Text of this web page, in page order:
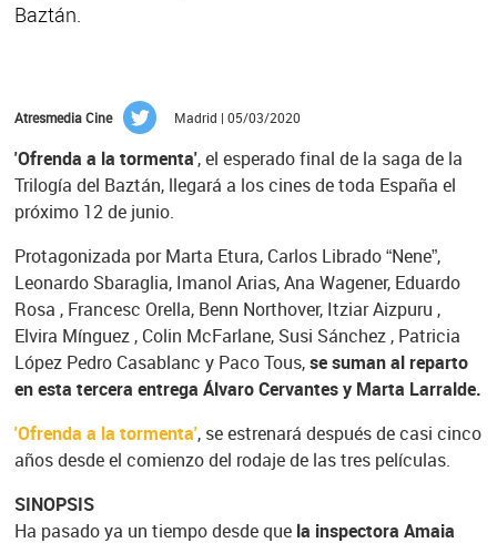
Baztán.
Atresmedia Cine Madrid | 05/03/2020
'Ofrenda a la tormenta', el esperado final de la saga de la
Trilogía del Baztán, llegará a los cines de toda España el
próximo 12 de junio.
Protagonizada por Marta Etura, Carlos Librado “Nene”,
Leonardo Sbaraglia, Imanol Arias, Ana Wagener, Eduardo
Rosa , Francesc Orella, Benn Northover, Itziar Aizpuru ,
Elvira Mínguez , Colin McFarlane, Susi Sánchez , Patricia
López Pedro Casablanc y Paco Tous,se suman al reparto
en esta tercera entrega Álvaro Cervantes y Marta Larralde.
'Ofrenda a la tormenta', se estrenará después de casi cinco
años desde el comienzo del rodaje de las tres películas.
SINOPSIS
Ha pasado ya un tiempo desde que la inspectora Amaia